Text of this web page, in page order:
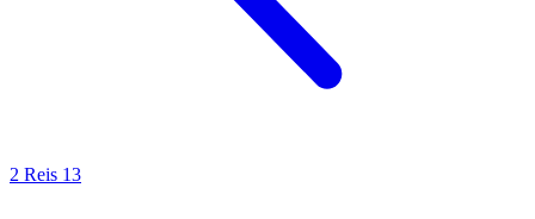
2 Reis 13